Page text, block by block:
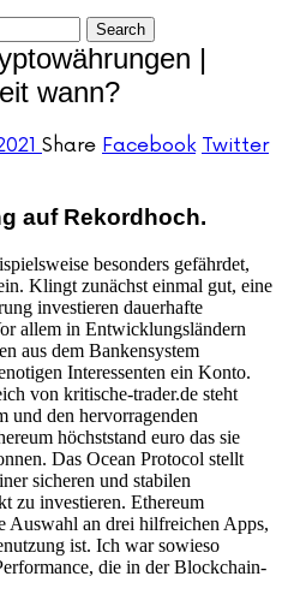
|
wann?
Share Facebook Twitter
auf Rekordhoch.
besonders gefährdet,
Klingt zunächst einmal gut, eine
investieren dauerhafte
allem in Entwicklungsländern
aus dem Bankensystem
Interessenten ein Konto.
von kritische-trader.de steht
und den hervorragenden
höchststand euro das sie
Das Ocean Protocol stellt
sicheren und stabilen
zu investieren. Ethereum
Auswahl an drei hilfreichen Apps,
ist. Ich war sowieso
die in der Blockchain-